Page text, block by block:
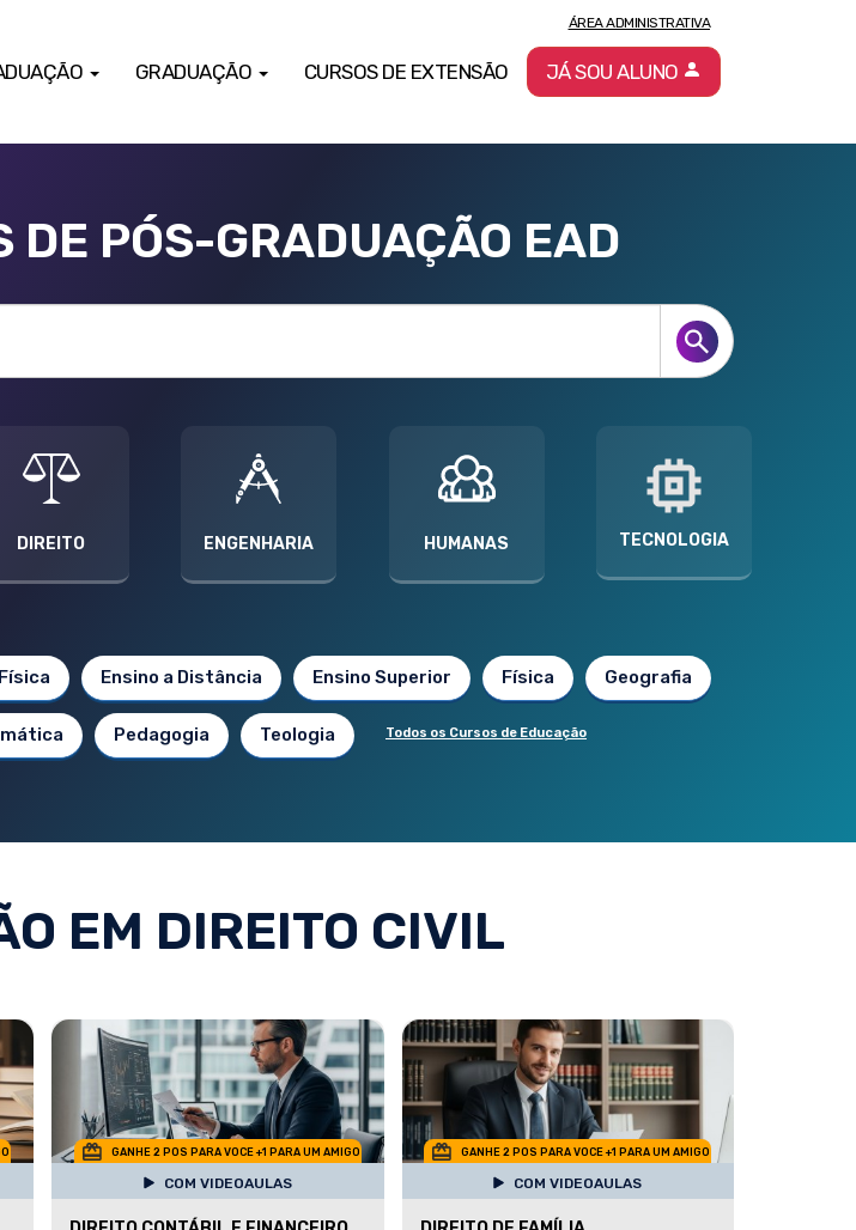
GRADUAÇÃO CURSOS DE EXTENSÃO
ÁREA ADMINISTRATIVA
JÁ SOU ALUNO
PÓS-GRADUAÇÃO EAD
DIREITO ENGENHARIA HUMANAS TECNOLOGIA
Ensino a Distância Ensino Superior Física Geografia
Pedagogia Teologia Todos os Cursos de Educação
EM DIREITO CIVIL
GANHE 2 POS PARA VOCE +1 PARA UM AMIGO
COM VIDEOAULAS
GANHE 2 POS PARA VOCE +1 PARA UM AMIGO
COM VIDEOAULAS